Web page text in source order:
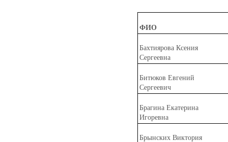
ФИО
Бахтиярова Ксения
Сергеевна
Битюков Евгений
Сергеевич
Брагина Екатерина
Игоревна
Брынских Виктория